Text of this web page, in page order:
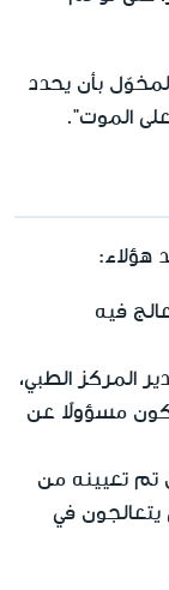
بأن يحدد
الموت".
هؤلاء:
فيه
المركز الطبي،
مسؤولاً عن
تم تعيينه من
في